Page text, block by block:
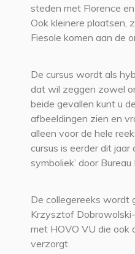
steden met Florence
Ook kleinere plaatsen,
Fiesole komen aan de
De cursus wordt als
dat wil zeggen zowel
beide gevallen kunt u
afbeeldingen zien en
alleen voor de hele
cursus is eerder dit jaar
symboliek’ door
De collegereeks wordt
Krzysztof
met HOVO VU die ook
verzorgt.